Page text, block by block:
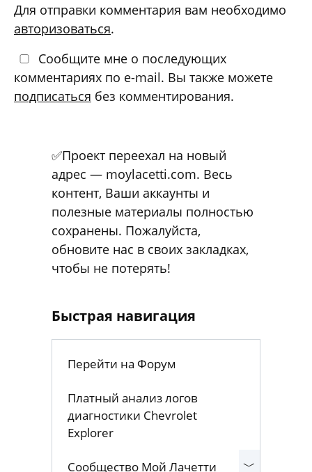
Для отправки комментария вам необходимо
авторизоваться.
Сообщите мне о последующих
комментариях по e-mail. Вы также можете
подписаться без комментирования.
✅Проект переехал на новый
адрес — moylacetti.com. Весь
контент, Ваши аккаунты и
полезные материалы полностью
сохранены. Пожалуйста,
обновите нас в своих закладках,
чтобы не потерять!
Быстрая навигация
Перейти на Форум
Платный анализ логов
диагностики Chevrolet
Explorer
Сообщество Мой Лачетти